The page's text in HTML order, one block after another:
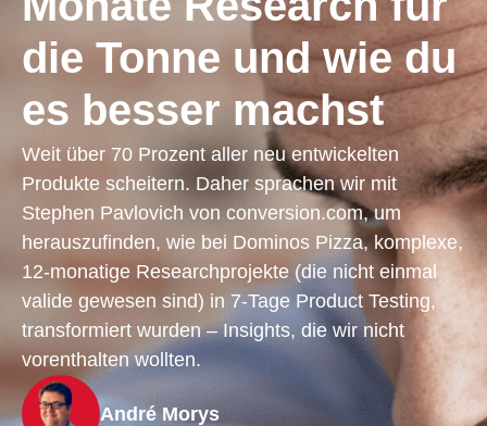
die Tonne und wie du
es besser machst
Weit über 70 Prozent aller neu entwickelten
Produkte scheitern. Daher sprachen wir mit
Stephen Pavlovich von conversion.com, um
herauszufinden, wie bei Dominos Pizza, komplexe,
12-monatige Researchprojekte (die nicht einmal
valide gewesen sind) in 7-Tage Product Testing,
transformiert wurden – Insights, die wir nicht
vorenthalten wollten.
André Morys